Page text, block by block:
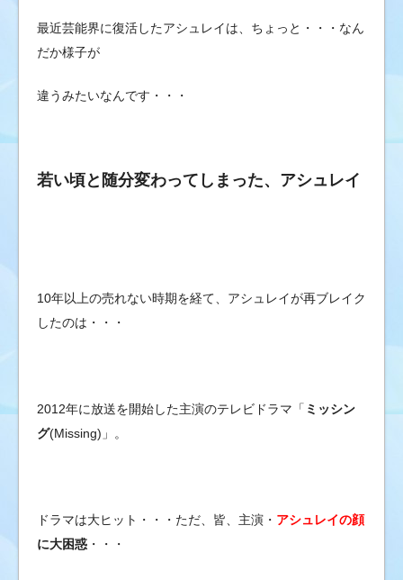
最近芸能界に復活したアシュレイは、ちょっと・・・なん
だか様子が
違うみたいなんです・・・
若い頃と随分変わってしまった、アシュレイ
10年以上の売れない時期を経て、アシュレイが再ブレイク
したのは・・・
2012年に放送を開始した主演のテレビドラマ「 ミッシン
グ(Missing)」。
ドラマは大ヒット・・・ただ、皆、主演・ アシュレイの顔
に大困惑 ・・・